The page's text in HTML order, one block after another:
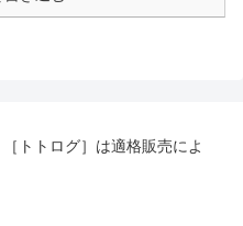
トトログ］は適格販売によ